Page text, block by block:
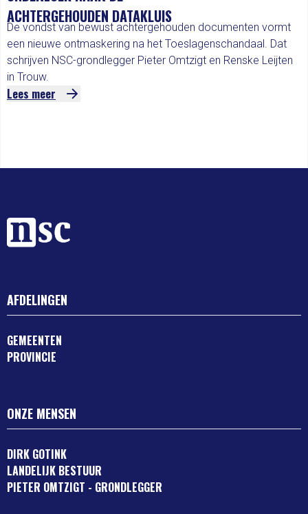
ACHTERGEHOUDEN DATAKLUIS
De vondst van bewust achtergehouden documenten vormt
een nieuwe ontmaskering na het Toeslagenschandaal. Dat
schrijven NSC-grondlegger Pieter Omtzigt en Renske Leijten
in Trouw.
Lees meer
AFDELINGEN
GEMEENTEN
PROVINCIE
ONZE MENSEN
DIRK GOTINK
LANDELIJK BESTUUR
PIETER OMTZIGT - GRONDLEGGER